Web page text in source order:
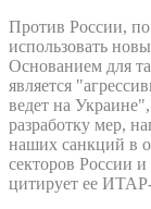
Против России,
использовать
Основанием для
является
ведет на
разработку мер,
наших санкций в
секторов России
цитирует ее